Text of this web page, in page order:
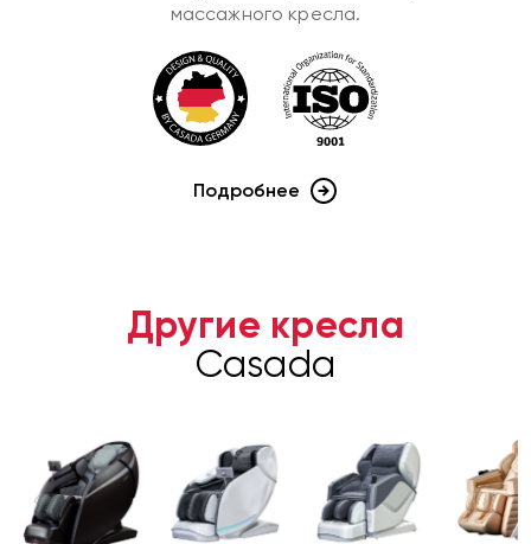
массажного кресла.
Подробнее
Другие кресла
Casada